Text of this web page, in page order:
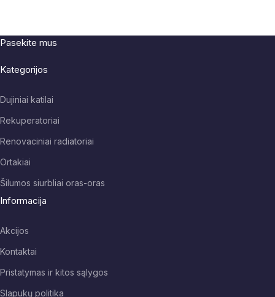
Pasekite mus
Kategorijos
Dujiniai katilai
Rekuperatoriai
Renovaciniai radiatoriai
Ortakiai
Šilumos siurbliai oras-oras
Informacija
Akcijos
Kontaktai
Pristatymas ir kitos sąlygos
Slapukų politika